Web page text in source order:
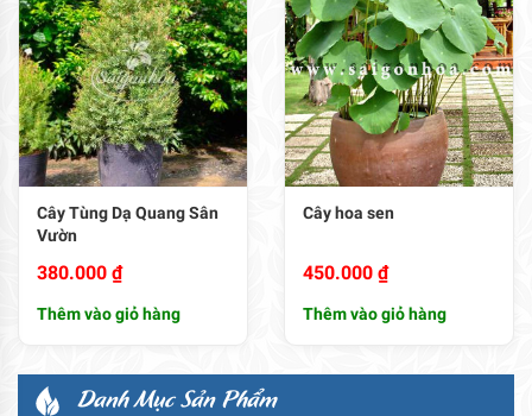
Cây Tùng Dạ Quang Sân
Vườn
380.000 ₫
Thêm vào giỏ hàng
Cây hoa sen
450.000 ₫
Thêm vào giỏ hàng
Danh Mục Sản Phẩm